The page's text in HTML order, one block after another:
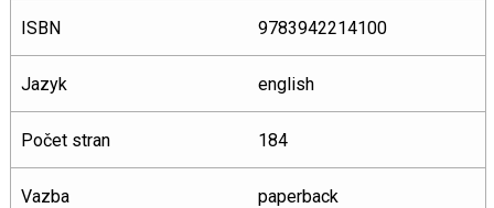
ISBN 9783942214100
Jazyk english
Počet stran 184
Vazba paperback